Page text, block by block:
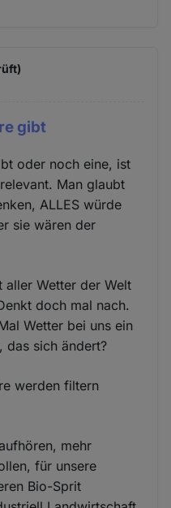
gibt
oder noch eine, ist
Man glaubt
ALLES würde
sie wären der
aller Wetter der Welt
doch mal nach.
Wetter bei uns ein
das sich ändert?
werden filtern
mehr
für unsere
Bio-Sprit